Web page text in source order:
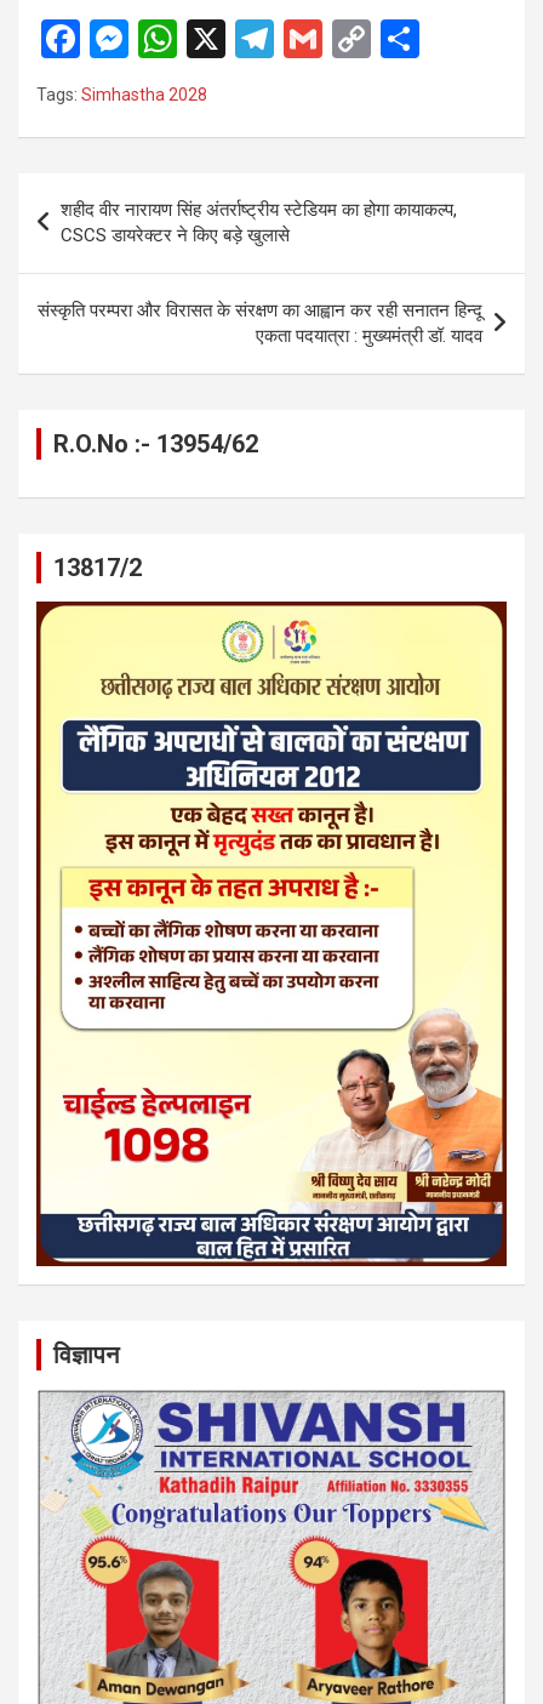
F
a
ce
o
o
k
M
es
se
g
er
W
h
at
A
p
p
X
T
a
m
G
C
n
Tags: Simhastha 2028
navigation
शहीद वीर नारायण सिंह अंतर्राष्ट्रीय स्टेडियम का होगा कायाकल्प,
CSCS डायरेक्टर ने किए बड़े खुलासे
संस्कृति परम्परा और विरासत के संरक्षण का आह्वान कर रही सनातन हिन्दू
एकता पदयात्रा : मुख्यमंत्री डॉ. यादव
R.O.No :- 13954/62
13817/2
विज्ञापन